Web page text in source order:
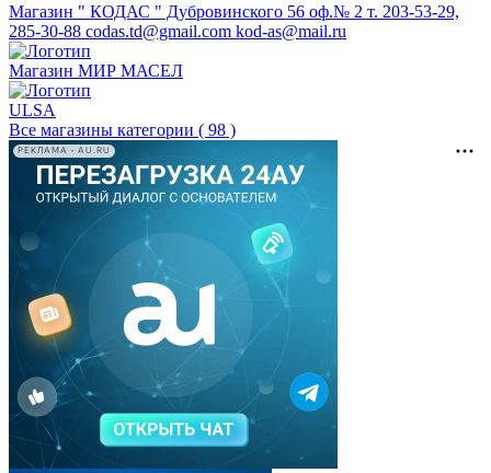
Магазин " КОДАС " Дубровинского 56 оф.№ 2 т. 203-53-29,
285-30-88 codas.td@gmail.com kod-as@mail.ru
Магазин МИР МАСЕЛ
ULSA
Все магазины категории ( 98 )
РЕКЛАМА • AU.RU